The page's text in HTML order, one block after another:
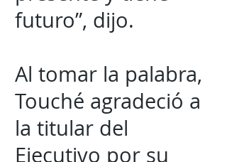
futuro”, dijo.
Al tomar la palabra,
Touché agradeció a
la titular del
Ejecutivo por su